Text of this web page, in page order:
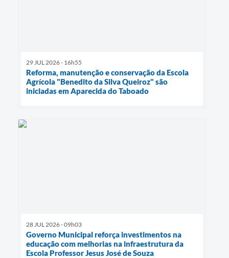
29 JUL 2026 - 16h55
Reforma, manutenção e conservação da Escola
Agrícola "Benedito da Silva Queiroz" são
iniciadas em Aparecida do Taboado
28 JUL 2026 - 09h03
Governo Municipal reforça investimentos na
educação com melhorias na infraestrutura da
Escola Professor Jesus José de Souza